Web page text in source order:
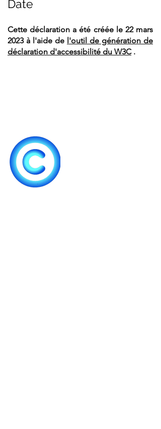
Date
Cette déclaration a été créée le 22 mars
2023 à l'aide de l'outil de génération de
déclaration d'accessibilité du W3C.